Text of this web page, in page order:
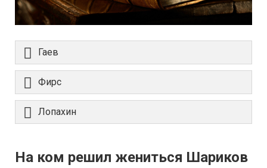
Гаев
Фирс
Лопахин
На ком решил жениться Шариков